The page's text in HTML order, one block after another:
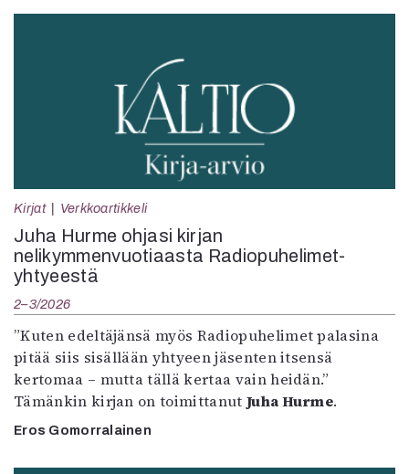
Kirjat Verkkoartikkeli
Juha Hurme ohjasi kirjan
nelikymmenvuotiaasta Radiopuhelimet-
yhtyeestä
2–3/2026
”Kuten edeltäjänsä myös Radiopuhelimet palasina
pitää siis sisällään yhtyeen jäsenten itsensä
kertomaa – mutta tällä kertaa vain heidän.”
Tämänkin kirjan on toimittanut Juha Hurme.
Eros Gomorralainen